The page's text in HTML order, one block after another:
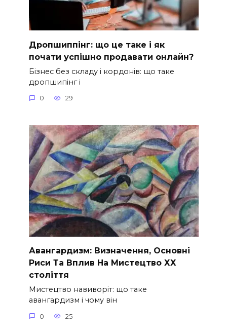
Дропшиппінг: що це таке і як
почати успішно продавати онлайн?
Бізнес без складу і кордонів: що таке
дропшипінг і
0 29
Авангардизм: Визначення, Основні
Риси Та Вплив На Мистецтво ХХ
століття
Мистецтво навиворіт: що таке
авангардизм і чому він
0 25